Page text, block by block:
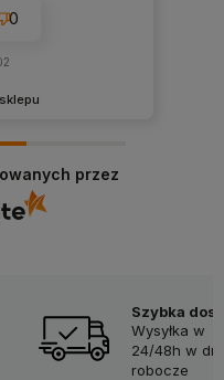
:) Z
0
przez
Szybka
Wysyłka w
24/48h w dni
robocze